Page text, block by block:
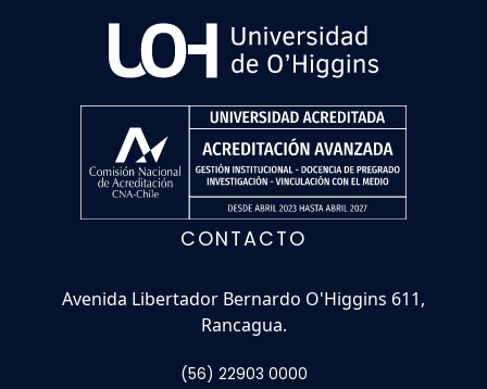
CONTACTO
Avenida Libertador Bernardo O'Higgins 611,
Rancagua.
(56) 22903 0000